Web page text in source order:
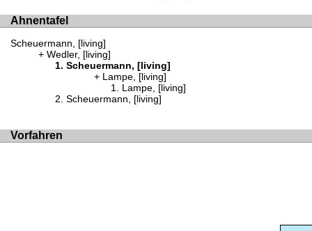
Ahnentafel
Scheuermann, [living]
Wedler, [living]
Scheuermann, [living]
Lampe, [living]
Lampe, [living]
Scheuermann, [living]
Vorfahren